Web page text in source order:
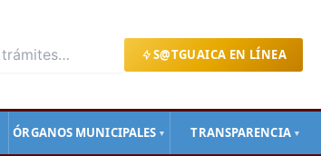
S@TGUAICA EN LÍNEA
ÓRGANOS MUNICIPALES ▼ TRANSPARENCIA ▼